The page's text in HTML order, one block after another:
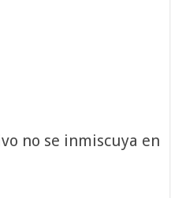
no se inmiscuya en